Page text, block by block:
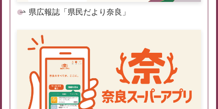
県広報誌「県民だより奈良」